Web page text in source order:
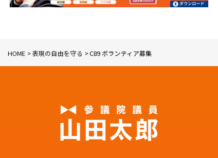
HOME 表現の自由を守る C89 ボランティア募集